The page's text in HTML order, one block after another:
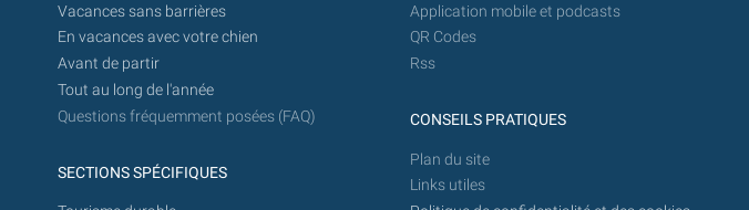
Vacances sans barrières
En vacances avec votre chien
Avant de partir
Tout au long de l'année
Questions fréquemment posées (FAQ)
SECTIONS SPÉCIFIQUES
Application mobile et podcasts
QR Codes
Rss
CONSEILS PRATIQUES
Plan du site
Links utiles